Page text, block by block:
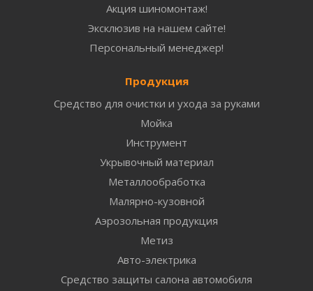
Акция шиномонтаж!
Эксклюзив на нашем сайте!
Персональный менеджер!
Продукция
Средство для очистки и ухода за руками
Мойка
Инструмент
Укрывочный материал
Металлообработка
Малярно-кузовной
Аэрозольная продукция
Метиз
Авто-электрика
Средство защиты салона автомобиля